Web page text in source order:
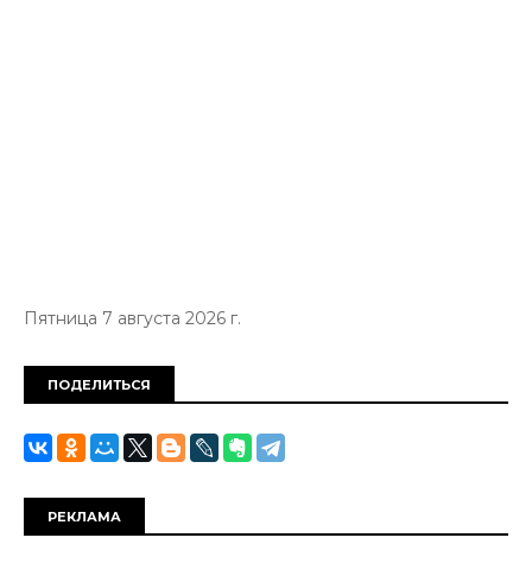
Пятница 7 августа 2026 г.
ПОДЕЛИТЬСЯ
РЕКЛАМА